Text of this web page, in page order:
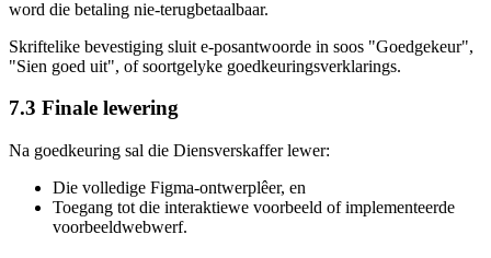
word die betaling nie-terugbetaalbaar.
Skriftelike bevestiging sluit e-posantwoorde in soos "Goedgekeur",
"Sien goed uit", of soortgelyke goedkeuringsverklarings.
7.3 Finale lewering
Na goedkeuring sal die Diensverskaffer lewer:
Die volledige Figma-ontwerplêer, en
Toegang tot die interaktiewe voorbeeld of implementeerde
voorbeeldwebwerf.